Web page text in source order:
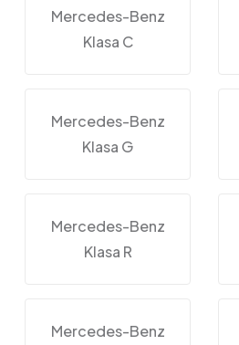
Mercedes-Benz
Klasa C
Mercedes-Benz
Klasa G
Mercedes-Benz
Klasa R
Mercedes-Benz